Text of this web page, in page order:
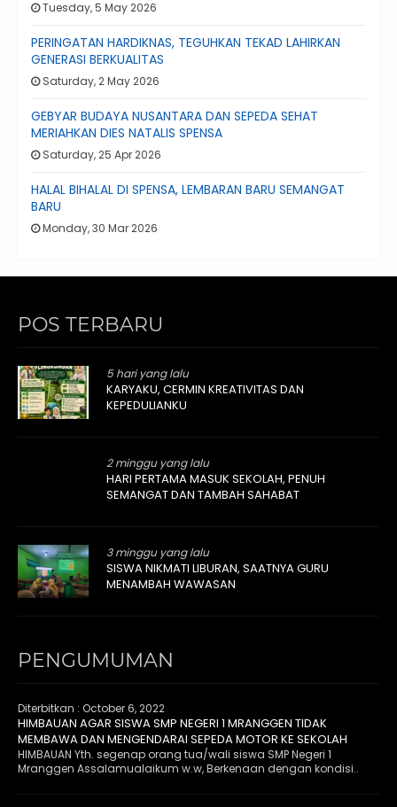
Tuesday, 5 May 2026
PERINGATAN HARDIKNAS, TEGUHKAN TEKAD LAHIRKAN
GENERASI BERKUALITAS
Saturday, 2 May 2026
GEBYAR BUDAYA NUSANTARA DAN SEPEDA SEHAT
MERIAHKAN DIES NATALIS SPENSA
Saturday, 25 Apr 2026
HALAL BIHALAL DI SPENSA, LEMBARAN BARU SEMANGAT
BARU
Monday, 30 Mar 2026
POS TERBARU
5 hari yang lalu
KARYAKU, CERMIN KREATIVITAS DAN
KEPEDULIANKU
2 minggu yang lalu
HARI PERTAMA MASUK SEKOLAH, PENUH
SEMANGAT DAN TAMBAH SAHABAT
3 minggu yang lalu
SISWA NIKMATI LIBURAN, SAATNYA GURU
MENAMBAH WAWASAN
PENGUMUMAN
Diterbitkan : October 6, 2022
HIMBAUAN AGAR SISWA SMP NEGERI 1 MRANGGEN TIDAK
MEMBAWA DAN MENGENDARAI SEPEDA MOTOR KE SEKOLAH
HIMBAUAN Yth. segenap orang tua/wali siswa SMP Negeri 1
Mranggen Assalamualaikum w.w, Berkenaan dengan kondisi..